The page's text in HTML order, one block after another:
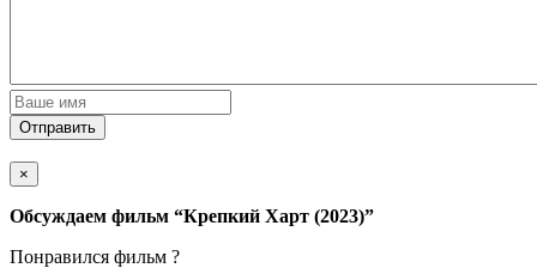
Отправить
×
Обсуждаем фильм “Крепкий Харт (2023)”
Понравился фильм ?